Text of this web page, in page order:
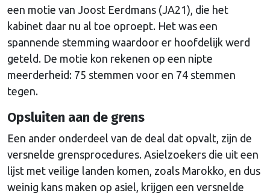
een motie van Joost Eerdmans (JA21), die het
kabinet daar nu al toe oproept. Het was een
spannende stemming waardoor er hoofdelijk werd
geteld. De motie kon rekenen op een nipte
meerderheid: 75 stemmen voor en 74 stemmen
tegen.
Opsluiten aan de grens
Een ander onderdeel van de deal dat opvalt, zijn de
versnelde grensprocedures. Asielzoekers die uit een
lijst met veilige landen komen, zoals Marokko, en dus
weinig kans maken op asiel, krijgen een versnelde